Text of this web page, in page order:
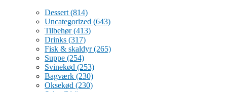
Dessert (814)
Uncategorized (643)
Tilbehør(413)
Drinks (317)
Fisk & skaldyr(265)
Suppe (254)
Svinekød (253)
Bagværk (230)
Oksekød (230)